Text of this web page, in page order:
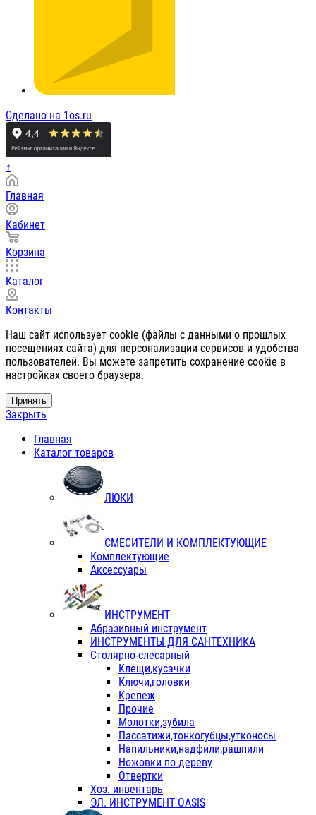
Сделано на 1os.ru
↑
Главная
Кабинет
Корзина
Каталог
Контакты
Наш сайт использует cookie (файлы с данными о прошлых
посещениях сайта) для персонализации сервисов и удобства
пользователей. Вы можете запретить сохранение cookie в
настройках своего браузера.
Принять
Закрыть
Главная
Каталог товаров
ЛЮКИ
СМЕСИТЕЛИ И КОМПЛЕКТУЮЩИЕ
Комплектующие
Аксессуары
ИНСТРУМЕНТ
Абразивный инструмент
ИНСТРУМЕНТЫ ДЛЯ САНТЕХНИКА
Столярно-слесарный
Клещи,кусачки
Ключи,головки
Крепеж
Прочие
Молотки,зубила
Пассатижи,тонкогубцы,утконосы
Напильники,надфили,рашпили
Ножовки по дереву
Отвертки
Хоз. инвентарь
ЭЛ. ИНСТРУМЕНТ OASIS